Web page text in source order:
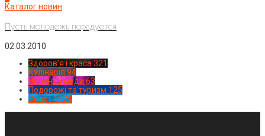
Каталог новин
Пусть молодежь порадуется
02.03.2010
Здоров'я і краса 321
Кулінарія 94
Новинки моди 63
Подорожі та туризм 125
Спорт1224